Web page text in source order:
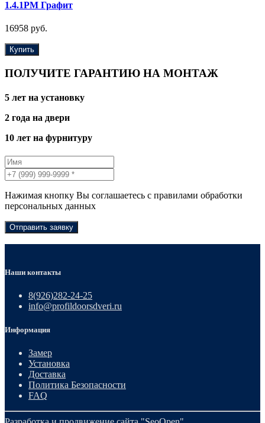
1.4.1PM Графит
16958 руб.
Купить
ПОЛУЧИТЕ ГАРАНТИЮ НА МОНТАЖ
5 лет на установку
2 года на двери
10 лет на фурнитуру
Нажимая кнопку Вы соглашаетесь с правилами обработки
персональных данных
Отправить заявку
Наши контакты
8(926)282-24-25
info@profildoorsdveri.ru
Информация
Замер
Установка
Доставка
Политика Безопасности
FAQ